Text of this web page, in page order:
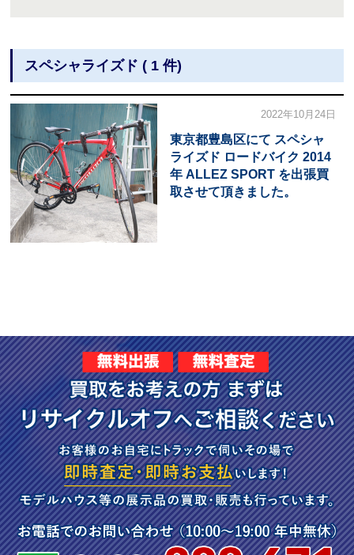
スペシャライズド ( 1 件)
2022年10月24日
東京都豊島区にて スペシャ
ライズド ロードバイク 2014
年 ALLEZ SPORT を出張買
取させて頂きました。